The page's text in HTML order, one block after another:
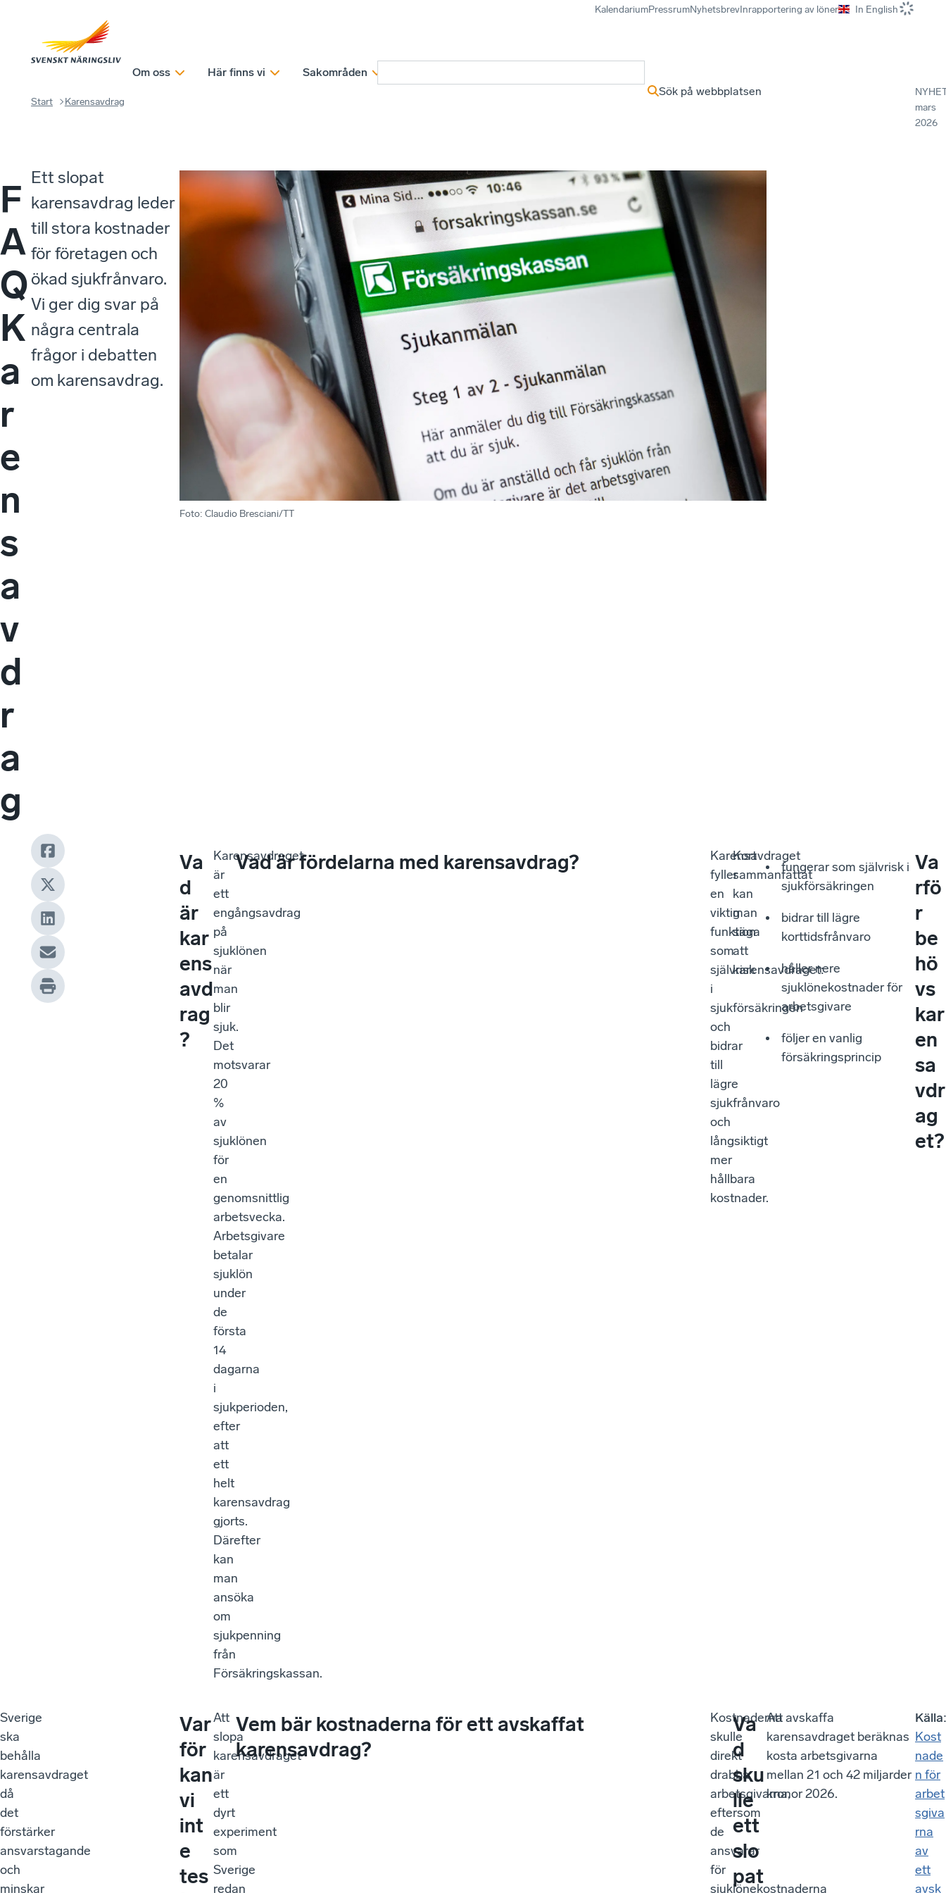
KalendariumPressrumNyhetsbrevInrapportering av löner In English
Om oss Här finns vi Sakområden
Sök på webbplatsen
Start Karensavdrag
mars
2026
F
A
Q
K
a
r
e
n
s
a
v
d
r
a
g
Ett slopat
karensavdrag leder
till stora kostnader
för företagen och
ökad sjukfrånvaro.
Vi ger dig svar på
några centrala
frågor i debatten
om karensavdrag.
Foto: Claudio Bresciani/TT
Va
d
är
kar
ens
avd
rag
?
Karensavdraget
är
ett
engångsavdrag
på
sjuklönen
när
man
blir
sjuk.
Det
motsvarar
20
%
av
sjuklönen
för
en
genomsnittlig
arbetsvecka.
Arbetsgivare
betalar
sjuklön
under
de
första
14
dagarna
i
sjukperioden,
efter
att
ett
helt
karensavdrag
gjorts.
Därefter
kan
man
ansöka
om
sjukpenning
från
Försäkringskassan.
Vad är fördelarna med karensavdrag?
Karensavdraget
fyller
en
viktig
funktion
som
självrisk
i
sjukförsäkringen
och
bidrar
till
lägre
sjukfrånvaro
och
långsiktigt
mer
hållbara
kostnader.
Kort
sammanfattat
kan
man
säga
att
karensavdraget:
fungerar som självrisk i
sjukförsäkringen
bidrar till lägre
korttidsfrånvaro
håller nere
sjuklönekostnader för
arbetsgivare
följer en vanlig
försäkringsprincip
Va
rfö
r
be
hö
vs
kar
en
sa
vdr
ag
et?
Sverige
ska
behålla
karensavdraget
då
det
förstärker
ansvarstagande
och
minskar
Var
för
kan
vi
int
e
tes
Att
slopa
karensavdraget
är
ett
dyrt
experiment
som
Sverige
redan
Vem bär kostnaderna för ett avskaffat
karensavdrag?
Kostnaderna
skulle
direkt
drabba
arbetsgivarna,
eftersom
de
ansvarar
för
sjuklönekostnaderna
Va
d
sku
lle
ett
slo
pat
Att avskaffa
karensavdraget beräknas
kosta arbetsgivarna
mellan 21 och 42 miljarder
kronor 2026.
Källa:
Kost
nade
n för
arbet
sgiva
rna
av
ett
avsk